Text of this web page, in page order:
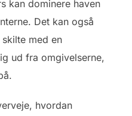
kan dominere haven
Det kan også
med en
ud fra omgivelserne,
hvordan